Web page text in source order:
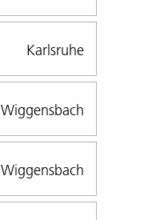
Karlsruhe
Wiggensbach
Wiggensbach